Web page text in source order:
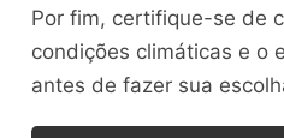
Por fim, certifique-se de
condições climáticas e o
antes de fazer sua